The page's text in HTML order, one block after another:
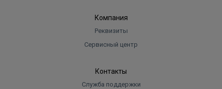
Компания
Реквизиты
Сервисный центр
Контакты
Служба поддержки